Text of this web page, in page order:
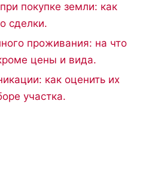
покупке земли: как
сделки.
проживания: на что
цены и вида.
как оценить их
участка.